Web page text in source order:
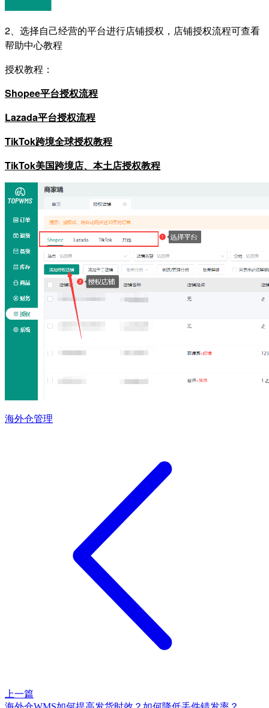
2、选择自己经营的平台进行店铺授权，店铺授权流程可查看
帮助中心教程
授权教程：
Shopee平台授权流程
Lazada平台授权流程
TikTok跨境全球授权教程
TikTok美国跨境店、本土店授权教程
海外仓管理
上一篇